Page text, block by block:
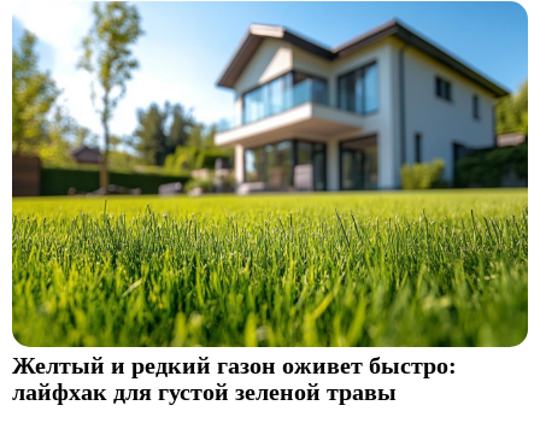
Желтый и редкий газон оживет быстро:
лайфхак для густой зеленой травы